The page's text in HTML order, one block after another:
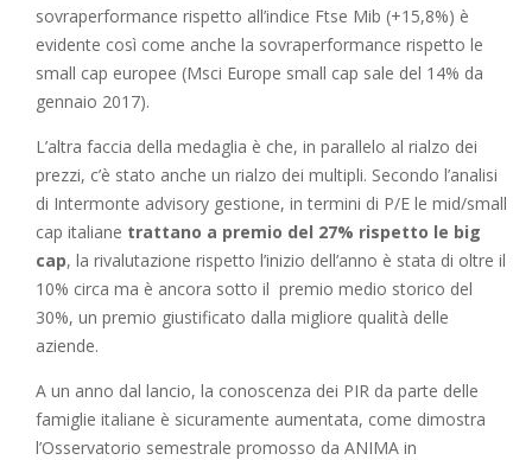
sovraperformance rispetto all’indice Ftse Mib (+15,8%) è
evidente così come anche la sovraperformance rispetto le
small cap europee (Msci Europe small cap sale del 14% da
gennaio 2017).
L’altra faccia della medaglia è che, in parallelo al rialzo dei
prezzi, c’è stato anche un rialzo dei multipli. Secondo l’analisi
di Intermonte advisory gestione, in termini di P/E le mid/small
cap italiane trattano a premio del 27% rispetto le big
cap, la rivalutazione rispetto l’inizio dell’anno è stata di oltre il
10% circa ma è ancora sotto il premio medio storico del
30%, un premio giustificato dalla migliore qualità delle
aziende.
A un anno dal lancio, la conoscenza dei PIR da parte delle
famiglie italiane è sicuramente aumentata, come dimostra
l’Osservatorio semestrale promosso da ANIMA in